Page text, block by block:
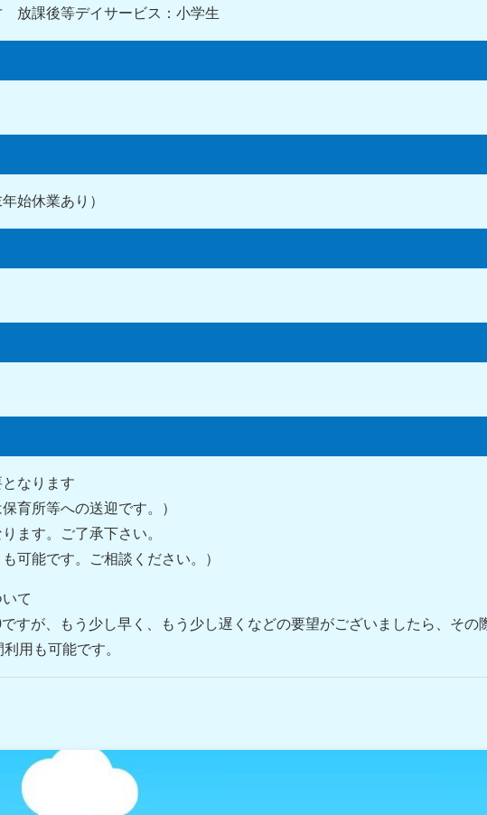
放課後等デイサービス：小学生
始休業あり）
なります
育所等への送迎です。）
ます。ご了承下さい。
可能です。ご相談ください。）
て
すが、もう少し早く、もう少し遅くなどの要望がございましたら、その
用も可能です。